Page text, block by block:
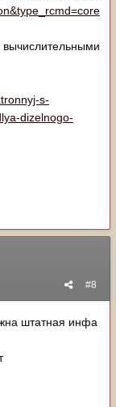
вычислительными
s-
dizelnogo-
#8
штатная инфа